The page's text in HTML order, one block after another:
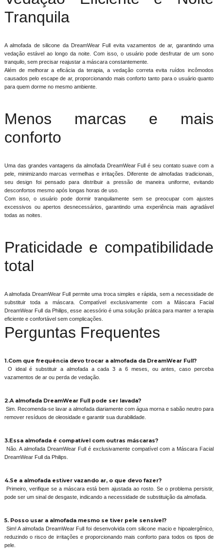
Tranquila
A almofada de silicone da DreamWear Full evita vazamentos de ar, garantindo uma
vedação estável ao longo da noite. Com isso, o usuário pode desfrutar de um sono
tranquilo, sem precisar reajustar a máscara constantemente.
Além de melhorar a eficácia da terapia, a vedação correta evita ruídos incômodos
causados pelo escape de ar, proporcionando mais conforto tanto para o usuário quanto
para quem dorme no mesmo ambiente.
Menos marcas e mais
conforto
Uma das grandes vantagens da almofada DreamWear Full é seu contato suave com a
pele, minimizando marcas vermelhas e irritações. Diferente de almofadas tradicionais,
seu design foi pensado para distribuir a pressão de maneira uniforme, evitando
desconfortos mesmo após longas horas de uso.
Com isso, o usuário pode dormir tranquilamente sem se preocupar com ajustes
excessivos ou apertos desnecessários, garantindo uma experiência mais agradável
todas as noites.
Praticidade e compatibilidade
total
A almofada DreamWear Full permite uma troca simples e rápida, sem a necessidade de
substituir toda a máscara. Compatível exclusivamente com a Máscara Facial
DreamWear Full da Philips, esse acessório é uma solução prática para manter a terapia
eficiente e confortável sem complicações.
Perguntas Frequentes
1.Com que frequência devo trocar a almofada da DreamWear Full?
O ideal é substituir a almofada a cada 3 a 6 meses, ou antes, caso perceba
vazamentos de ar ou perda de vedação.
2.A almofada DreamWear Full pode ser lavada?
Sim. Recomenda-se lavar a almofada diariamente com água morna e sabão neutro para
remover resíduos de oleosidade e garantir sua durabilidade.
3.Essa almofada é compatível com outras máscaras?
Não. A almofada DreamWear Full é exclusivamente compatível com a Máscara Facial
DreamWear Full da Philips.
4.Se a almofada estiver vazando ar, o que devo fazer?
Primeiro, verifique se a máscara está bem ajustada ao rosto. Se o problema persistir,
pode ser um sinal de desgaste, indicando a necessidade de substituição da almofada.
5. Posso usar a almofada mesmo se tiver pele sensível?
Sim! A almofada DreamWear Full foi desenvolvida com silicone macio e hipoalergênico,
reduzindo o risco de irritações e proporcionando mais conforto para todos os tipos de
pele.